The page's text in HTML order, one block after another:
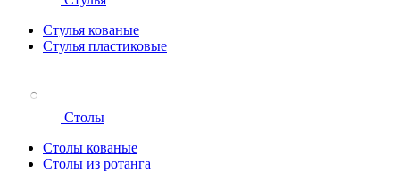
Стулья кованые
Стулья пластиковые
Столы
Столы кованые
Столы из ротанга